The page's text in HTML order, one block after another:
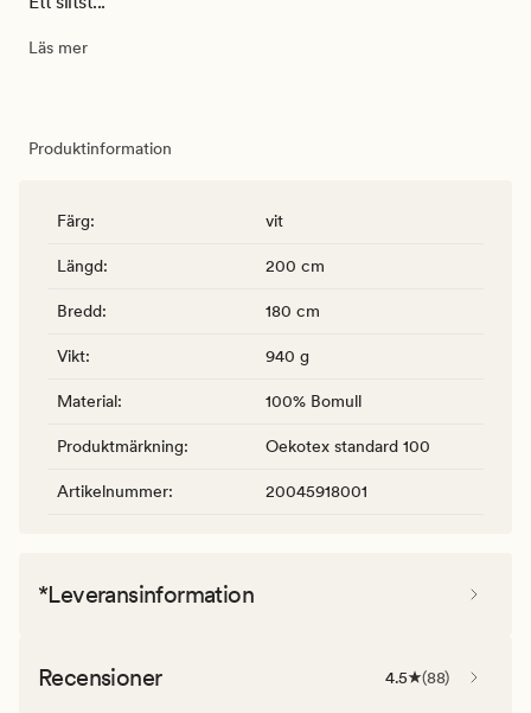
Läs mer
Produktinformation
Färg: vit
Längd: 200 cm
Bredd: 180 cm
Vikt: 940 g
Material: 100% Bomull
Produktmärkning: Oekotex standard 100
Artikelnummer: 20045918001
*Leveransinformation
Recensioner 4.5 (88)